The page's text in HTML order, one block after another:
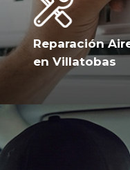
Reparación
en Villatobas